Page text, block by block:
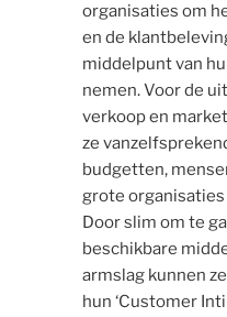
organisaties om
en de
middelpunt van
nemen. Voor de
verkoop en
ze
budgetten,
grote organisaties
Door slim om te
beschikbare
armslag kunnen
hun ‘Customer